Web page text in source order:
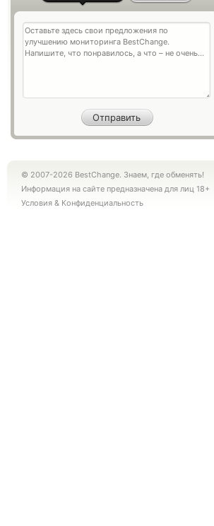
© 2007-2026 BestChange. Знаем, где обменять!
Информация на сайте предназначена для лиц 18+
Условия & Конфиденциальность